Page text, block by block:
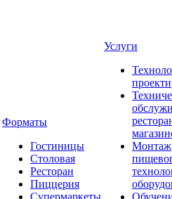
Форматы
Гостиницы
Столовая
Ресторан
Пиццерия
Супермаркеты
Услуги
Монтаж